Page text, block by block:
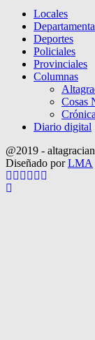
Locales
Deportes
Policiales
Provinciales
Columnas
Cosas
Diario digital
@2019 -
Diseñado porLMA
Facebook
Twitter
Instagram
Pinterest
Google